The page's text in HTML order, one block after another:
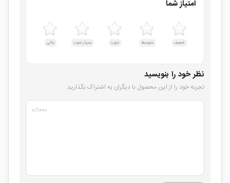
امتیاز شما
ضعیف متوسط خوب بسیار خوب عالی
نظر خود را بنویسید
تجربه خود را از این محصول با دیگران به اشتراک بگذارید.
۰/۱۰۰۰